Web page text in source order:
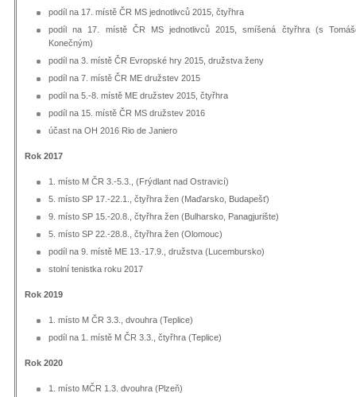
podíl na 17. místě ČR MS jednotlivců 2015, čtyřhra
podíl na 17. místě ČR MS jednotlivců 2015, smíšená čtyřhra (s
Konečným)
podíl na 3. místě ČR Evropské hry 2015, družstva ženy
podíl na 7. místě ČR ME družstev 2015
podíl na 5.-8. místě ME družstev 2015, čtyřhra
podíl na 15. místě ČR MS družstev 2016
účast na OH 2016 Rio de Janiero
Rok 2017
1. místo M ČR 3.-5.3., (Frýdlant nad Ostravicí)
5. místo SP 17.-22.1., čtyřhra žen (Maďarsko, Budapešť)
9. místo SP 15.-20.8., čtyřhra žen (Bulharsko, Panagjurište)
5. místo SP 22.-28.8., čtyřhra žen (Olomouc)
podíl na 9. místě ME 13.-17.9., družstva (Lucembursko)
stolní tenistka roku 2017
Rok 2019
1. místo M ČR 3.3., dvouhra (Teplice)
podíl na 1. místě M ČR 3.3., čtyřhra (Teplice)
Rok 2020
1. místo MČR 1.3. dvouhra (Plzeň)